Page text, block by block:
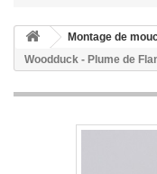
Montage de
Woodduck - Plume de